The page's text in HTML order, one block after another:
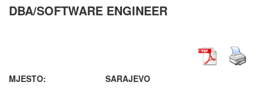
DBA/SOFTWARE ENGINEER
MJESTO: SARAJEVO